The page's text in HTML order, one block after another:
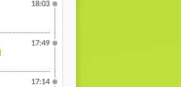
18:03
17:49
17:14